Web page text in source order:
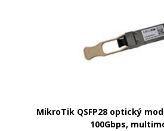
MikroTik QSFP28 optický
100Gbps,